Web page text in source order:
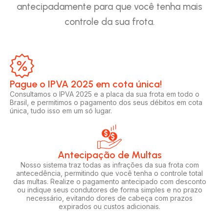
antecipadamente para que você tenha mais
controle da sua frota.
Pague o IPVA 2025 em cota única!​
Consultamos o IPVA 2025 e a placa da sua frota em todo o
Brasil, e permitimos o pagamento dos seus débitos em cota
única, tudo isso em um só lugar.
Antecipação de Multas
Nosso sistema traz todas as infrações da sua frota com
antecedência, permitindo que você tenha o controle total
das multas. Realize o pagamento antecipado com desconto
ou indique seus condutores de forma simples e no prazo
necessário, evitando dores de cabeça com prazos
expirados ou custos adicionais.